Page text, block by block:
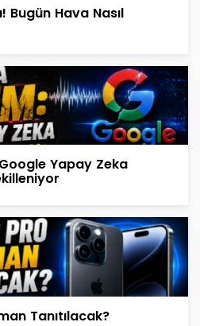
Hava Nasıl
Yapay Zeka
Tanıtılacak?